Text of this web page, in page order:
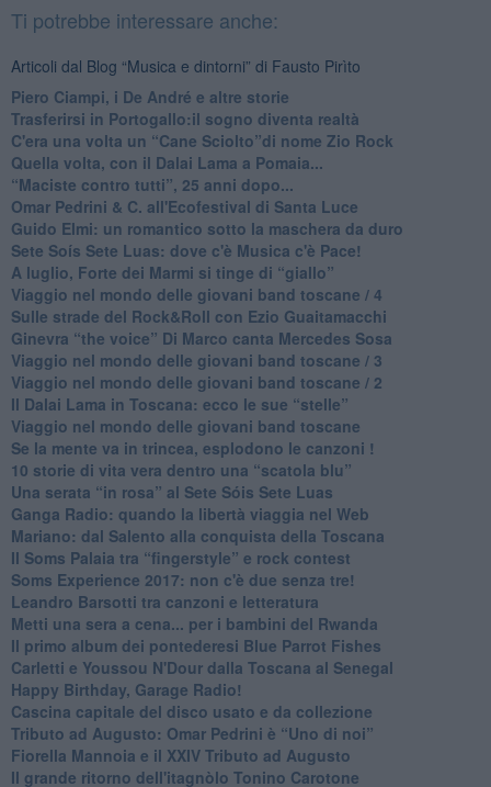
Ti potrebbe interessare anche:
Articoli dal Blog “Musica e dintorni” di Fausto Pirìto
​Piero Ciampi, i De André e altre storie
​Trasferirsi in Portogallo:il sogno diventa realtà
​C'era una volta un “Cane Sciolto”di nome Zio Rock
Quella volta, con il Dalai Lama a Pomaia...
​“Maciste contro tutti”, 25 anni dopo...
​Omar Pedrini & C. all'Ecofestival di Santa Luce
Guido Elmi: un romantico sotto la maschera da duro
Sete Soís Sete Luas: dove c'è Musica c'è Pace!
​A luglio, Forte dei Marmi si tinge di “giallo”
Viaggio nel mondo delle giovani band toscane / 4
Sulle strade del Rock&Roll con Ezio Guaitamacchi
​Ginevra “the voice” Di Marco canta Mercedes Sosa
Viaggio nel mondo delle giovani band toscane / 3
​Viaggio nel mondo delle giovani band toscane / 2
Il Dalai Lama in Toscana: ecco le sue “stelle”
Viaggio nel mondo delle giovani band toscane
Se la mente va in trincea, esplodono le canzoni !
​10 storie di vita vera dentro una “scatola blu”
​Una serata “in rosa” al Sete Sóis Sete Luas
Ganga Radio: quando la libertà viaggia nel Web
Mariano: dal Salento alla conquista della Toscana
​Il Soms Palaia tra “fingerstyle” e rock contest
Soms Experience 2017: non c'è due senza tre!
​Leandro Barsotti tra canzoni e letteratura
​Metti una sera a cena... per i bambini del Rwanda
​Il primo album dei pontederesi Blue Parrot Fishes
Carletti e Youssou N'Dour dalla Toscana al Senegal
Happy Birthday, Garage Radio!
​Cascina capitale del disco usato e da collezione
Tributo ad Augusto: Omar Pedrini è “Uno di noi”
​Fiorella Mannoia e il XXIV Tributo ad Augusto
Il grande ritorno dell'itagnòlo Tonino Carotone